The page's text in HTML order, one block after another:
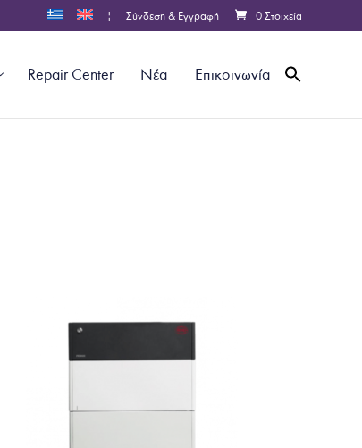
| Σύνδεση & Εγγραφή 0 Στοιχεία
Repair Center Νέα Επικοινωνία